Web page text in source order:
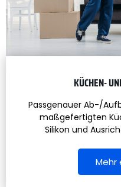
KÜCHEN-
Passgenauer Ab-/
maßgefertigten
Silikon und
Mehr